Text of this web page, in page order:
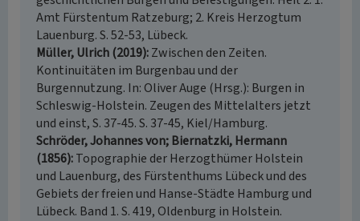
Amt Fürstentum Ratzeburg; 2. Kreis Herzogtum
Lauenburg. S. 52-53, Lübeck.
Müller, Ulrich (2019) Zwischen den Zeiten.
Kontinuitäten im Burgenbau und der
Burgennutzung. In: Oliver Auge (Hrsg.): Burgen in
Schleswig-Holstein. Zeugen des Mittelalters jetzt
und einst, S. 37-45. S. 37-45, Kiel/Hamburg.
Schröder, Johannes von; Biernatzki, Hermann
(1856) Topographie der Herzogthümer Holstein
und Lauenburg, des Fürstenthums Lübeck und des
Gebiets der freien und Hanse-Städte Hamburg und
Lübeck. Band 1. S. 419, Oldenburg in Holstein.